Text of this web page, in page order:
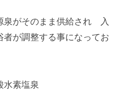
がそのまま供給され 入
が調整する事になってお
素塩泉